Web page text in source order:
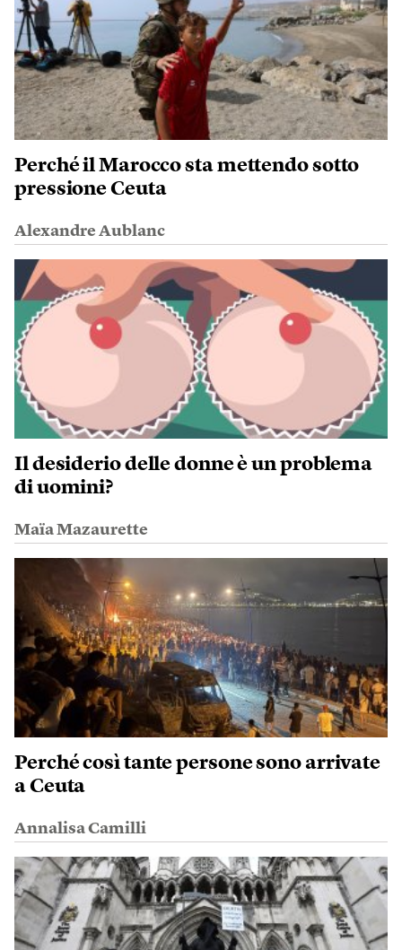
Perché il Marocco sta mettendo sotto
pressione Ceuta
Alexandre Aublanc
Il desiderio delle donne è un problema
di uomini?
Maïa Mazaurette
Perché così tante persone sono arrivate
a Ceuta
Annalisa Camilli